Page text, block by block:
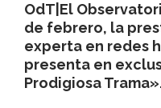
OdT|El
de febrero, la
experta en redes
presenta en
Prodigiosa